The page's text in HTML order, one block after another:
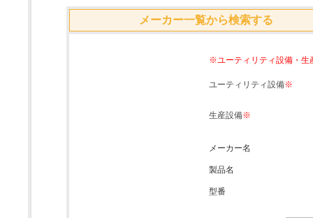
メーカー一覧から検索する
※ユーティリティ設備・生
ユーティリティ設備※
生産設備※
メーカー名
製品名
型番